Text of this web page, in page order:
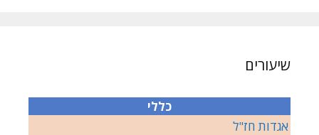
שיעורים
כללי
אגדות חז"ל